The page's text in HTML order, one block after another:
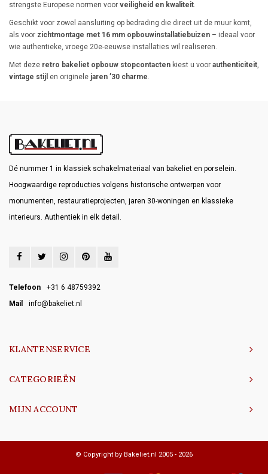
strengste Europese normen voor veiligheid en kwaliteit.
Geschikt voor zowel aansluiting op bedrading die direct uit de muur komt,
als voor zichtmontage met 16 mm opbouwinstallatiebuizen – ideaal voor
wie authentieke, vroege 20e-eeuwse installaties wil realiseren.
Met deze retro bakeliet opbouw stopcontacten kiest u voor authenticiteit,
vintage stijl en originele jaren ’30 charme.
Dé nummer 1 in klassiek schakelmateriaal van bakeliet en porselein.
Hoogwaardige reproducties volgens historische ontwerpen voor
monumenten, restauratieprojecten, jaren 30-woningen en klassieke
interieurs. Authentiek in elk detail.
Telefoon
+31 6 48759392
Mail
info@bakeliet.nl
KLANTENSERVICE
CATEGORIEËN
MIJN ACCOUNT
© Copyright by Bakeliet.nl 2005 - 2026